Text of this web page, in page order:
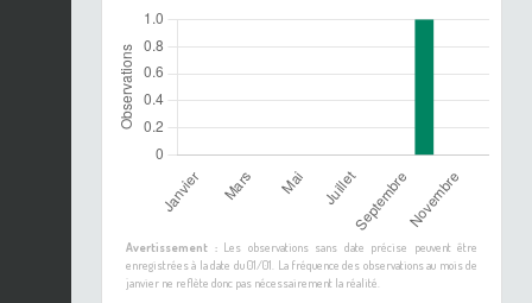
Avertissement :Les observations sans date précise peuvent être
enregistrées à la date du 01/01. La fréquence des observations au mois de
janvier ne reflète donc pas nécessairement la réalité.